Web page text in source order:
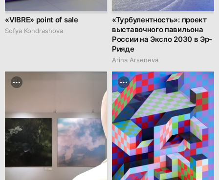
«VIBRE» point of sale
Sofya Kondrashova
«Турбулентность»: проект
выставочного павильона
России на Экспо 2030 в Эр-
Рияде
Arina Arseneva